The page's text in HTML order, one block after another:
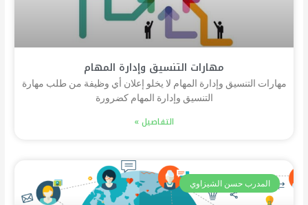
مهارات التنسيق وإدارة المهام
مهارات التنسيق وإدارة المهام لا يخلو إعلان أي وظيفة من طلب مهارة
التنسيق وإدارة المهام كضرورة
التفاصيل »
المدرب حسن الشيزاوي